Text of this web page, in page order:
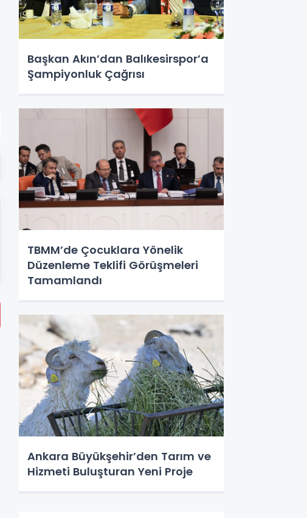
Başkan Akın’dan Balıkesirspor’a
Şampiyonluk Çağrısı
TBMM’de Çocuklara Yönelik
Düzenleme Teklifi Görüşmeleri
Tamamlandı
Ankara Büyükşehir’den Tarım ve
Hizmeti Buluşturan Yeni Proje